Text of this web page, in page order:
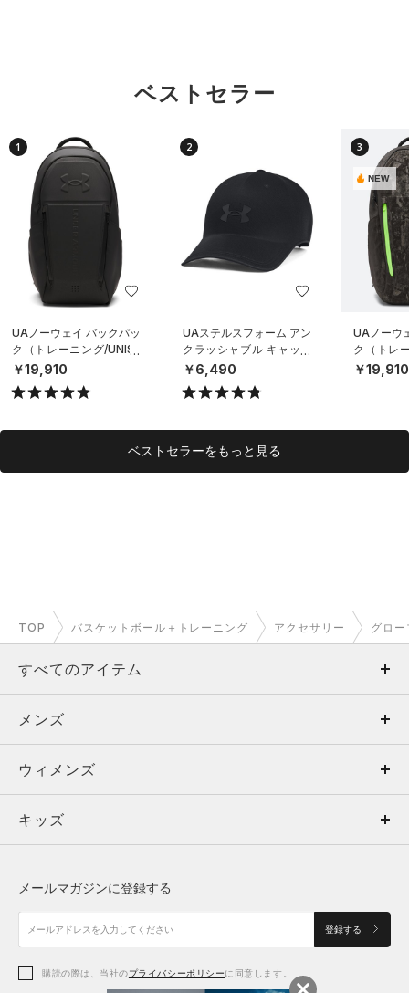
ベストセラー
1
UAノーウェイ バックパッ
ク（トレーニング/UNISE
X）
￥19,910
2
UAステルスフォーム アン
クラッシャブル キャップ
（ライフスタイル/UNISE
￥6,490
3
NEW
UAノーウ
ク（トレ
X）
￥19,910
ベストセラーをもっと見る
TOP バスケットボール＋トレーニング アクセサリー グロ
すべてのアイテム
メンズ
ウィメンズ
キッズ
アクセサリー
メンズ
トップス
ボトムス
アクセサリー
ウィメンズ
トップス
シューズ
アクセサリー
キッズ
シューズ
メールマガジンに登録する
登録する
購読の際は、当社のプライバシーポリシーに同意します。